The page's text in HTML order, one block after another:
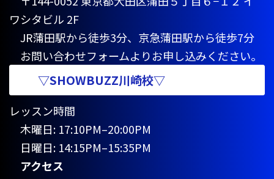
ワシタビル 2F
JR蒲田駅から徒歩3分、京急蒲田駅から徒歩7分
お問い合わせフォームよりお申し込みください。
▽SHOWBUZZ川崎校▽
レッスン時間
木曜日: 17:10PM–20:00PM
日曜日: 14:15PM–15:35PM
アクセス